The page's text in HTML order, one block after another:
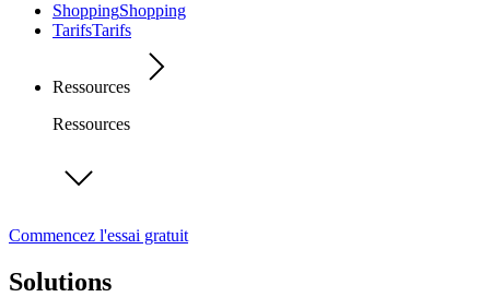
ShoppingShopping
TarifsTarifs
Ressources
Ressources
Commencez l'essai gratuit
Solutions